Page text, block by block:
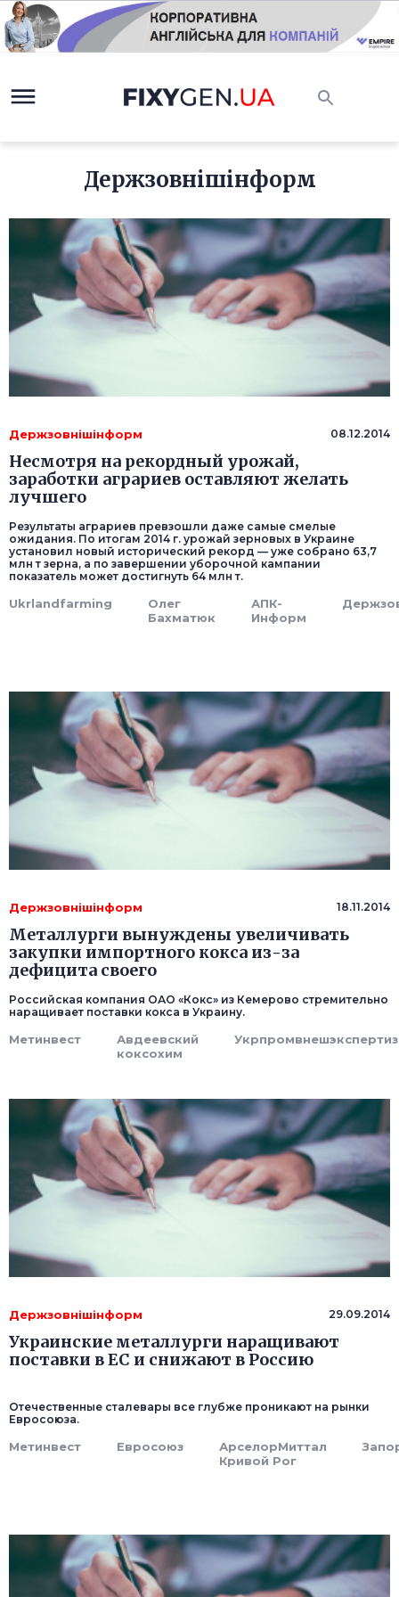
Держзовнішінформ
Держзовнішінформ 08.12.2014
Несмотря на рекордный урожай,
заработки аграриев оставляют желать
лучшего
Результаты аграриев превзошли даже самые смелые
ожидания. По итогам 2014 г. урожай зерновых в Украине
установил новый исторический рекорд — уже собрано 63,7
млн т зерна, а по завершении уборочной кампании
показатель может достигнуть 64 млн т.
Ukrlandfarming
Олег
Бахматюк
АПК-
Информ
Держзовнішінформ 18.11.2014
Металлурги вынуждены увеличивать
закупки импортного кокса из-за
дефицита своего
Российская компания ОАО «Кокс» из Кемерово стремительно
наращивает поставки кокса в Украину.
Метинвест
Авдеевский
коксохим
Держзовнішінформ 29.09.2014
Украинские металлурги наращивают
поставки в ЕС и снижают в Россию
Отечественные сталевары все глубже проникают на рынки
Евросоюза.
Метинвест Евросоюз
АрселорМиттал
Кривой Рог